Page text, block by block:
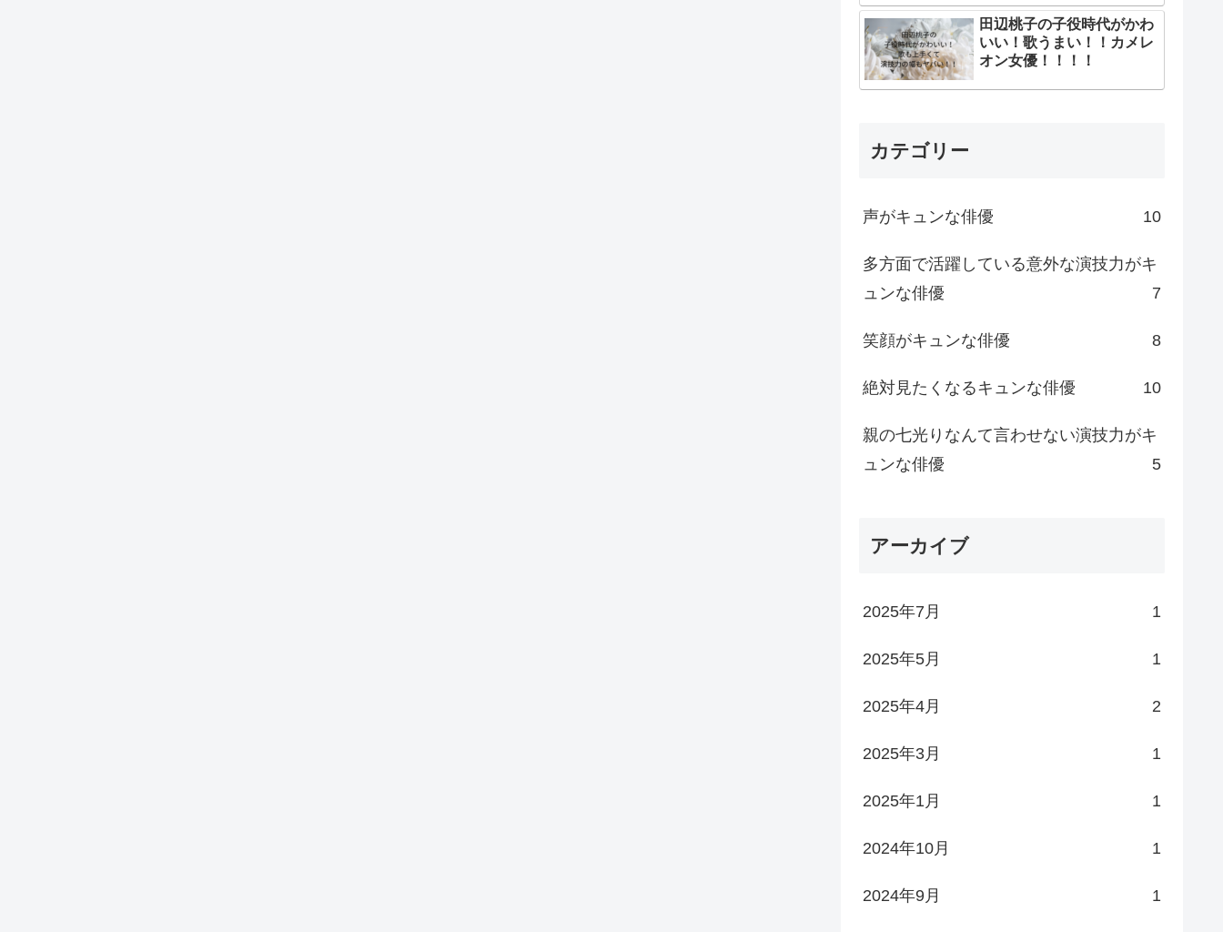
田辺桃子の子役時代がかわ
いい！歌うまい！！カメレ
オン女優！！！！
カテゴリー
声がキュンな俳優 10
多方面で活躍している意外な演技力がキ
ュンな俳優
7
笑顔がキュンな俳優 8
絶対見たくなるキュンな俳優 10
親の七光りなんて言わせない演技力がキ
ュンな俳優
5
アーカイブ
2025年7月 1
2025年5月 1
2025年4月 2
2025年3月 1
2025年1月 1
2024年10月 1
2024年9月 1